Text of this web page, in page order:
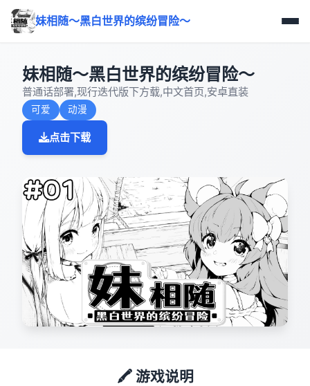
妹相随～黑白世界的缤纷冒险～
妹相随～黑白世界的缤纷冒险～
普通话部署,现行迭代版下方载,中文首页,安卓直装
可爱 动漫
点击下载
🖍️ 游戏说明